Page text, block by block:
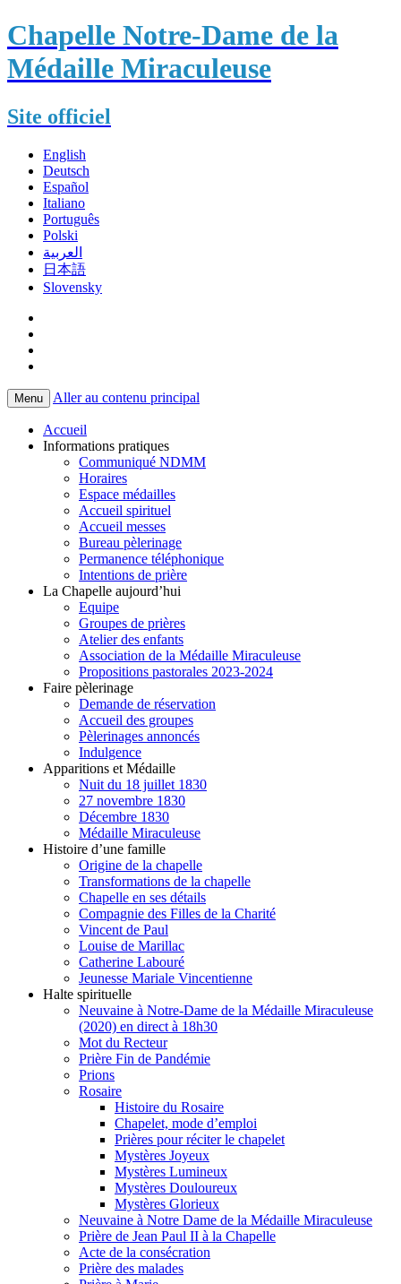
Chapelle Notre-Dame de la
Médaille Miraculeuse
Site officiel
English
Deutsch
Español
Italiano
Português
Polski
العربية
日本語
Slovensky
Menu Aller au contenu principal
Accueil
Informations pratiques
Communiqué NDMM
Horaires
Espace médailles
Accueil spirituel
Accueil messes
Bureau pèlerinage
Permanence téléphonique
Intentions de prière
La Chapelle aujourd’hui
Equipe
Groupes de prières
Atelier des enfants
Association de la Médaille Miraculeuse
Propositions pastorales 2023-2024
Faire pèlerinage
Demande de réservation
Accueil des groupes
Pèlerinages annoncés
Indulgence
Apparitions et Médaille
Nuit du 18 juillet 1830
27 novembre 1830
Décembre 1830
Médaille Miraculeuse
Histoire d’une famille
Origine de la chapelle
Transformations de la chapelle
Chapelle en ses détails
Compagnie des Filles de la Charité
Vincent de Paul
Louise de Marillac
Catherine Labouré
Jeunesse Mariale Vincentienne
Halte spirituelle
Neuvaine à Notre-Dame de la Médaille Miraculeuse
(2020) en direct à 18h30
Mot du Recteur
Prière Fin de Pandémie
Prions
Rosaire
Histoire du Rosaire
Chapelet, mode d’emploi
Prières pour réciter le chapelet
Mystères Joyeux
Mystères Lumineux
Mystères Douloureux
Mystères Glorieux
Neuvaine à Notre Dame de la Médaille Miraculeuse
Prière de Jean Paul II à la Chapelle
Acte de la consécration
Prière des malades